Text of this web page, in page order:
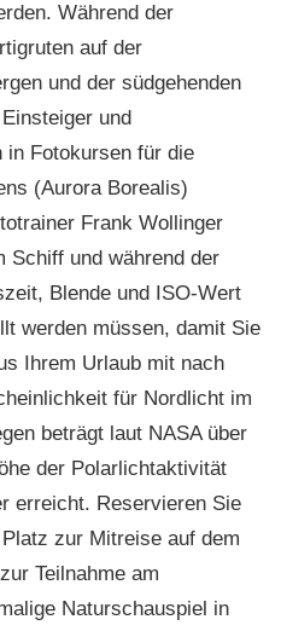
Während der
auf der
und der südgehenden
und
in Fotokursen für die
(Aurora Borealis)
Frank Wollinger
Schiff und während der
Blende und ISO-Wert
werden müssen, damit Sie
Ihrem Urlaub mit nach
für Nordlicht im
beträgt laut NASA über
der Polarlichtaktivität
erreicht. Reservieren Sie
zur Mitreise auf dem
Teilnahme am
Naturschauspiel in